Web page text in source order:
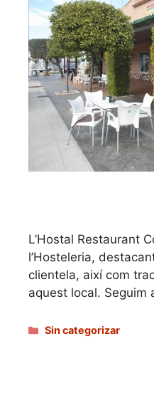
L’Hostal Restaurant
l’Hosteleria,
clientela, així com
aquest local. Seguim
Categories
Sin categorizar